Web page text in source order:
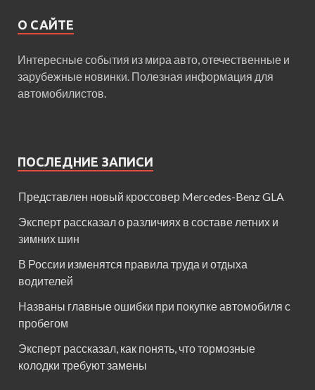
О САЙТЕ
Интересные события из мира авто, отечественные и
зарубежные новинки. Полезная информация для
автомобилистов.
ПОСЛЕДНИЕ ЗАПИСИ
Представлен новый кроссовер Mercedes-Benz GLA
Эксперт рассказал о различиях в составе летних и
зимних шин
В России изменятся правила труда и отдыха
водителей
Названы главные ошибки при покупке автомобиля с
пробегом
Эксперт рассказал, как понять, что тормозные
колодки требуют замены